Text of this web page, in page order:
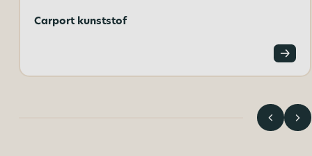
Carport kunststof